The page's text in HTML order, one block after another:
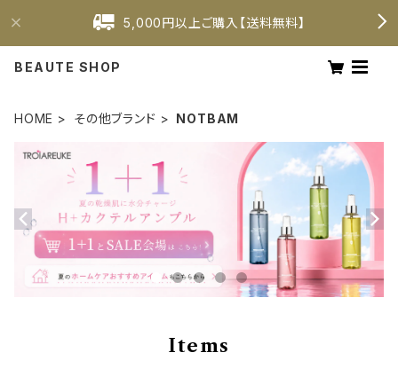
5,000円以上ご購入【送料無料】
BEAUTE SHOP
HOME その他ブランド NOTBAM
Items